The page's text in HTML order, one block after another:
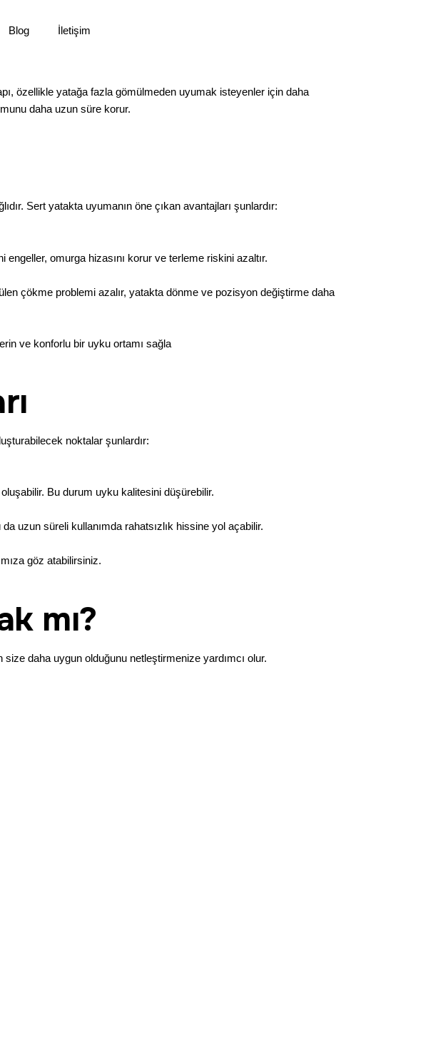
Blog İletişim
özellikle yatağa fazla gömülmeden uyumak isteyenler için daha
daha uzun süre korur.
Sert yatakta uyumanın öne çıkan avantajları şunlardır:
omurga hizasını korur ve terleme riskini azaltır.
çökme problemi azalır, yatakta dönme ve pozisyon değiştirme daha
ve konforlu bir uyku ortamı sağla
noktalar şunlardır:
Bu durum uyku kalitesini düşürebilir.
uzun süreli kullanımda rahatsızlık hissine yol açabilir.
göz atabilirsiniz.
mı?
daha uygun olduğunu netleştirmenize yardımcı olur.